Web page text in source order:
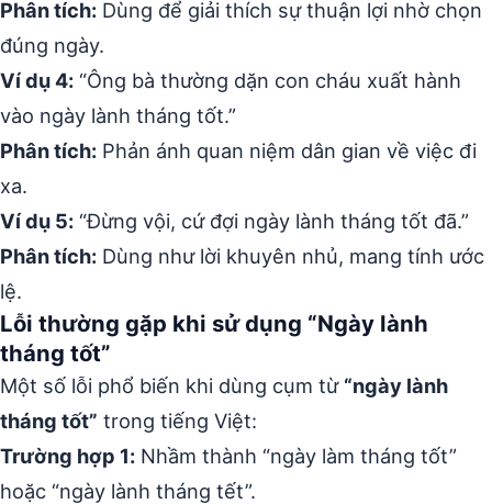
Phân tích: Dùng để giải thích sự thuận lợi nhờ chọn
đúng ngày.
Ví dụ 4: “Ông bà thường dặn con cháu xuất hành
vào ngày lành tháng tốt.”
Phân tích: Phản ánh quan niệm dân gian về việc đi
xa.
Ví dụ 5: “Đừng vội, cứ đợi ngày lành tháng tốt đã.”
Phân tích: Dùng như lời khuyên nhủ, mang tính ước
lệ.
Lỗi thường gặp khi sử dụng “Ngày lành
tháng tốt”
Một số lỗi phổ biến khi dùng cụm từ “ngày lành
tháng tốt” trong tiếng Việt:
Trường hợp 1: Nhầm thành “ngày làm tháng tốt”
hoặc “ngày lành tháng tết”.